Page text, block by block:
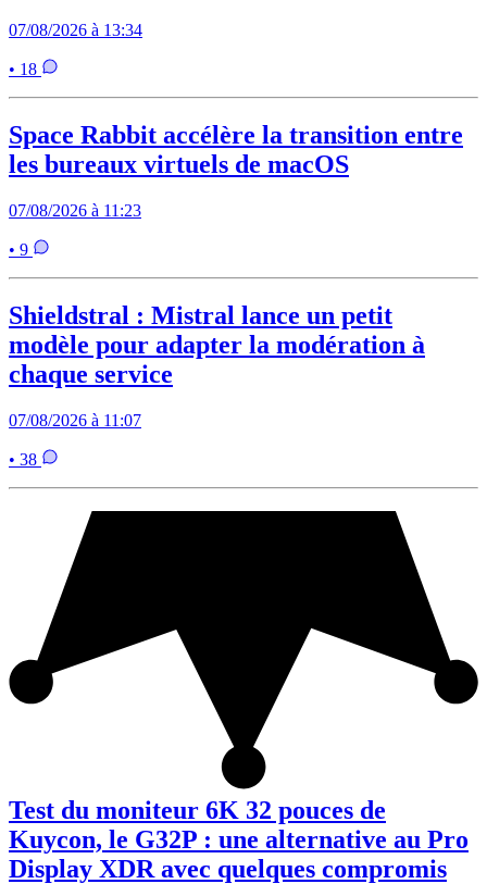
07/08/2026 à 13:34
• 18
Space Rabbit accélère la transition entre
les bureaux virtuels de macOS
07/08/2026 à 11:23
• 9
Shieldstral : Mistral lance un petit
modèle pour adapter la modération à
chaque service
07/08/2026 à 11:07
• 38
Test du moniteur 6K 32 pouces de
Kuycon, le G32P : une alternative au Pro
Display XDR avec quelques compromis